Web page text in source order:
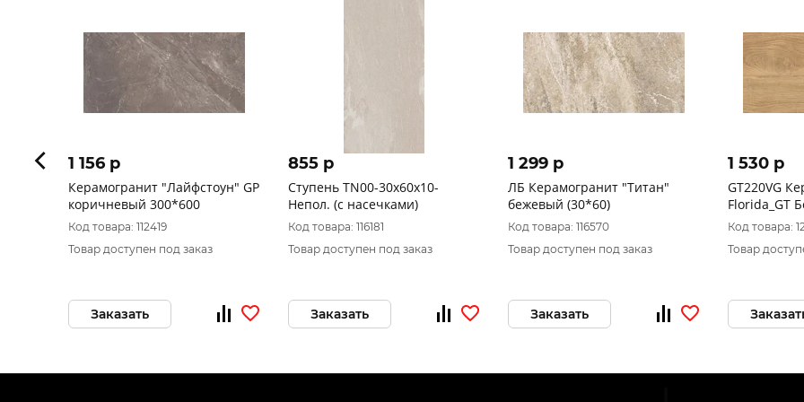
1 156 p
Керамогранит "Лайфстоун" GP
коричневый 300*600
Код товара: 112419
Товар доступен под заказ
Заказать
855 p
Ступень TN00-30x60x10-
Непол. (с насечками)
Код товара: 116181
Товар доступен под заказ
Заказать
1 299 p
ЛБ Керамогранит "Титан"
бежевый (30*60)
Код товара: 116570
Товар доступен под заказ
Заказать
1 530 p
GT220VG
Код товара:
Товар